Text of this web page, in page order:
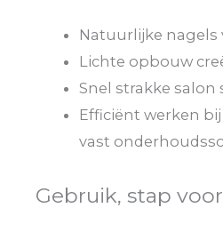
Natuurlijke nagels
Lichte opbouw
Snel strakke salon
Efficiënt werken
vast
Gebruik, stap